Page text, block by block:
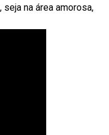
na área amorosa,